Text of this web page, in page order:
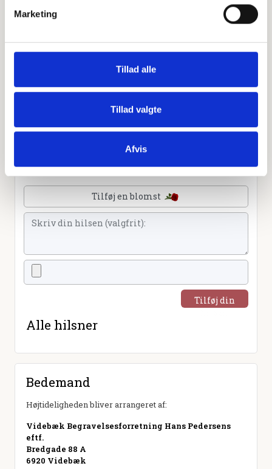
Marketing
Tillad alle
Tillad valgte
Afvis
Sammen kan vi mindes Tanja Elisa Kjærgaard Hansen.
dele billeder og video eller blot sende et hjerte eller en
Tænd et lys
Tilføj et hjerte
Tilføj en blomst
Tilføj din
Alle hilsner
Bedemand
Højtideligheden bliver arrangeret af:
Videbæk Begravelsesforretning Hans Pedersens
eftf.
Bredgade 88 A
6920 Videbæk